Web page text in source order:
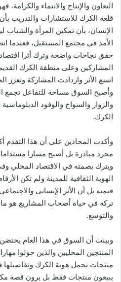
التعاون والإنتاج والانتماء
قلعة الكرك للاستشارات والتدريب بأن
الإنسان، بأن تمكين المرأة
الأمد في مجتمع المستقبل، فعندما
حقق نجاحات واضحة وترك أثرا
المشاركين وعلى منطقة الكرك
اتسع الأثر وازدادت المشاركة وتعزز
وأصبح السوق مساحة للتفاعل تجمع
والزوار والسواح والوفود
الكرك.
وأكدت المحادين على أن هذا التقدم
مجرد مبادرة بل أصبح مسارا
ويترك بصمته في الاقتصاد المحلي
الهوية الثقافية للمدينة ولم تكن
قيمته بل أن الأثر الإنساني
تركه في حياة أصحاب المشاريع هو ما
والتوسع.
المنتجين المحليين والذين حولوا
منتجات تحمل هوية الكرك وتفاصيلها
يبيعون منتجات فقط بل يرون قصة